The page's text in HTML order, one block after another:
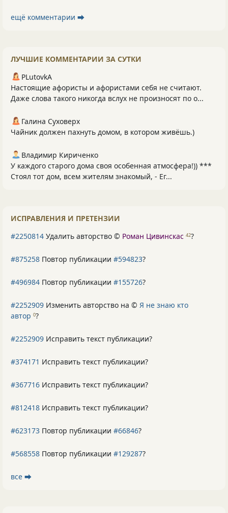
ещё комментарии ⮕
ЛУЧШИЕ КОММЕНТАРИИ ЗА СУТКИ
PLutоvkА
Настоящие афористы и афористами себя не считают.
Даже слова такого никогда вслух не произносят по о...
Галина Суховерх
Чайник должен пахнуть домом, в котором живёшь.)
Владимир Кириченко
У каждого старого дома своя особенная атмосфера!)) ***
Стоял тот дом, всем жителям знакомый, - Ег...
ИСПРАВЛЕНИЯ И ПРЕТЕНЗИИ
#2250814 Удалить авторство © Роман Цивинскас 42?
#875258 Повтор публикации #594823?
#496984 Повтор публикации #155726?
#2252909 Изменить авторство на © Я не знаю кто
автор 0?
#2252909 Исправить текст публикации?
#374171 Исправить текст публикации?
#367716 Исправить текст публикации?
#812418 Исправить текст публикации?
#623173 Повтор публикации #66846?
#568558 Повтор публикации #129287?
все ⮕